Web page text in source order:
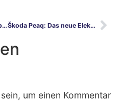
Xiaomi SU7: Deutscher Importeur startet den Angriff auf Porsche Škoda Peaq: Das neue Elektro-SUV im Härtetest vor der Premiere
sein, um einen Kommentar